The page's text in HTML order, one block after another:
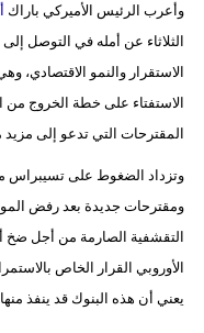
وأعرب الرئيس الأميركي باراك
الثلاثاء عن أمله في التوصل
الاستقرار والنمو الاقتصادي،
الاستفتاء على خطة الخروج من
المقترحات التي تدعو إلى مزيد
وتزداد الضغوط على تسيبراس
ومقترحات جديدة بعد رفض
التقشفية الصارمة من أجل ضخ
الأوروبي القرار الخاص
يعني أن هذه البنوك قد ينفذ